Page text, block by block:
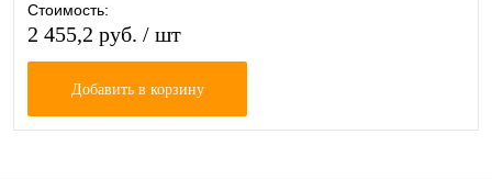
Стоимость:
2 455,2 руб. / шт
Добавить в корзину